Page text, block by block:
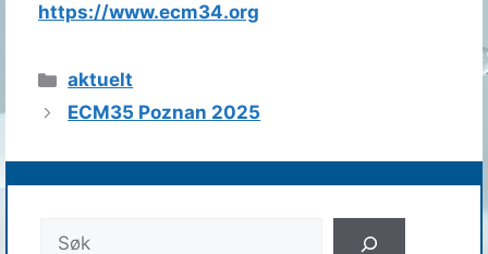
https://www.ecm34.org
Kategorier
aktuelt
ECM35 Poznan 2025
Søk